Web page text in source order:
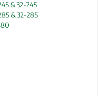
& 32-245
& 32-285